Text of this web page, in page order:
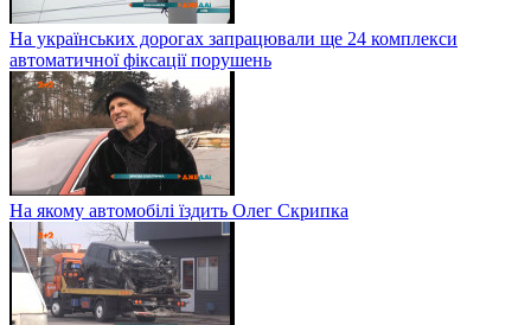
На українських дорогах запрацювали ще 24 комплекси
автоматичної фіксації порушень
На якому автомобілі їздить Олег Скрипка